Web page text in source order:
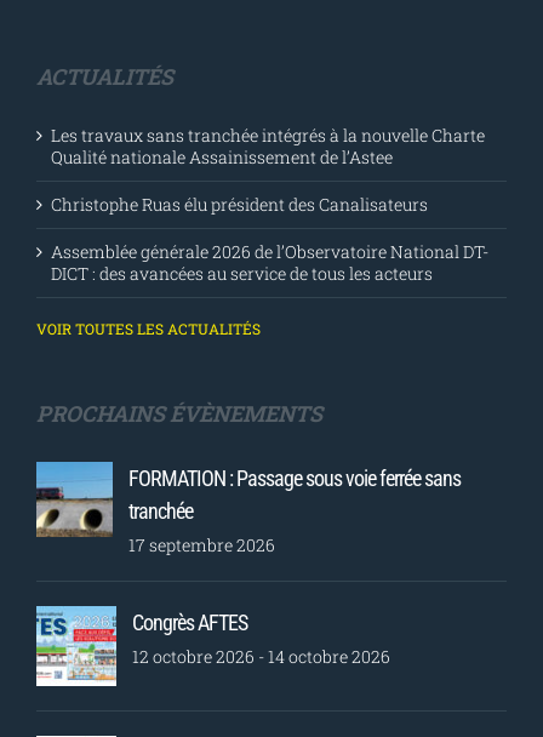
ACTUALITÉS
Les travaux sans tranchée intégrés à la nouvelle Charte
Qualité nationale Assainissement de l’Astee
Christophe Ruas élu président des Canalisateurs
Assemblée générale 2026 de l’Observatoire National DT-
DICT : des avancées au service de tous les acteurs
VOIR TOUTES LES ACTUALITÉS
PROCHAINS ÉVÈNEMENTS
FORMATION : Passage sous voie ferrée sans
tranchée
17 septembre 2026
Congrès AFTES
12 octobre 2026 -14 octobre 2026